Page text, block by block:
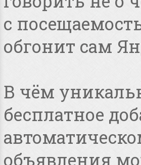
с
обгонит сам
В чём
бесплатное
объявления